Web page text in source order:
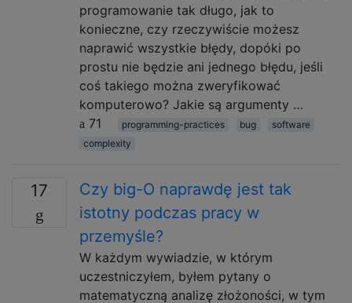
programowanie tak długo, jak to
konieczne, czy rzeczywiście możesz
naprawić wszystkie błędy, dopóki po
prostu nie będzie ani jednego błędu, jeśli
coś takiego można zweryfikować
komputerowo? Jakie są argumenty …
71
programming-practices bug
software
complexity
17
Czy big-O naprawdę jest tak
istotny podczas pracy w
przemyśle?
W każdym wywiadzie, w którym
uczestniczyłem, byłem pytany o
matematyczną analizę złożoności, w tym